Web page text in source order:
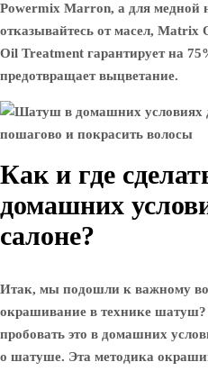
Powermix Marron, а для
отказывайтесь от масел, Matrix
Oil Treatment гарантирует на
предотвращает выцветание.
Как и где
домашних
салоне?
Итак, мы подошли к важному
окрашивание в технике шатуш?
пробовать это в домашних
о шатуше. Эта методика